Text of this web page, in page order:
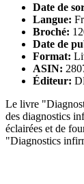
Date de
Langue:
Broché:
Date de
Format:
ASIN:
Éditeur:
Le livre
des diagnostics
éclairées et de
"Diagnostics